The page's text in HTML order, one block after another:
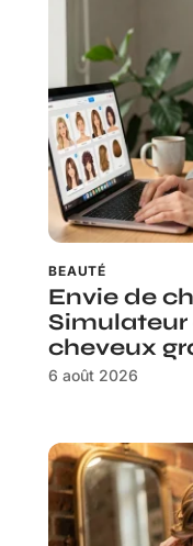
BEAUTÉ
Envie de
Simulateur
cheveux
6 août 2026